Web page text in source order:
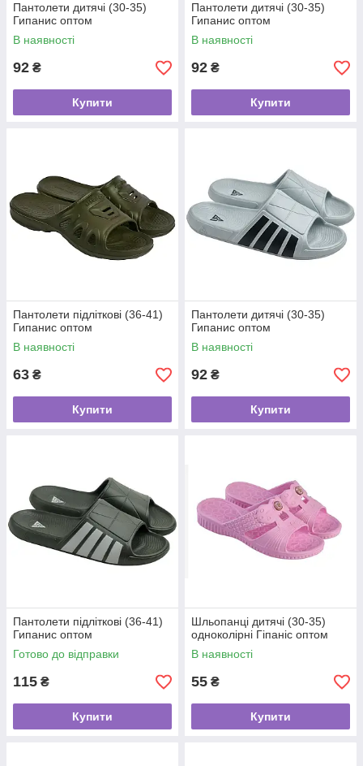
Пантолети дитячі (30-35)
Гипанис оптом
В наявності
92 ₴
Купити
Пантолети дитячі (30-35)
Гипанис оптом
В наявності
92 ₴
Купити
Пантолети підліткові (36-41)
Гипанис оптом
В наявності
63 ₴
Купити
Пантолети дитячі (30-35)
Гипанис оптом
В наявності
92 ₴
Купити
Пантолети підліткові (36-41)
Гипанис оптом
Готово до відправки
115 ₴
Купити
Шльопанці дитячі (30-35)
одноколірні Гіпаніс оптом
В наявності
55 ₴
Купити